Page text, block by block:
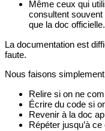
Même ceux qui
consultent
que la doc officielle.
La documentation est
faute.
Nous faisons simplement
Relire si on ne
Écrire du code si
Revenir à la doc
Répéter jusqu’à